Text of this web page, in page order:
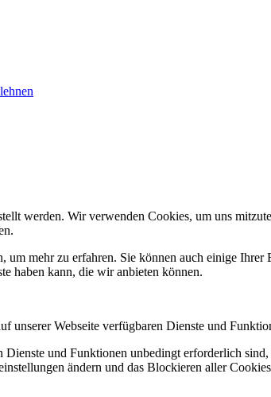
werden. Wir verwenden Cookies, um uns
mehr zu erfahren. Sie können auch einige
haben kann, die wir anbieten können.
unserer Webseite verfügbaren Dienste und
Dienste und Funktionen unbedingt erforderlich
ändern und das Blockieren aller